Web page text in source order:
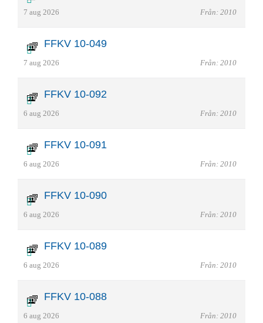
7 aug 2026 Från: 2010
FFKV 10-049
7 aug 2026 Från: 2010
FFKV 10-092
6 aug 2026 Från: 2010
FFKV 10-091
6 aug 2026 Från: 2010
FFKV 10-090
6 aug 2026 Från: 2010
FFKV 10-089
6 aug 2026 Från: 2010
FFKV 10-088
6 aug 2026 Från: 2010